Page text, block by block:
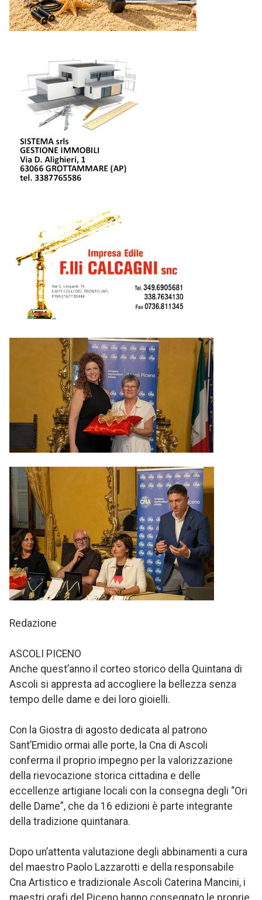
Redazione
ASCOLI PICENO
Anche quest’anno il corteo storico della Quintana di
Ascoli si appresta ad accogliere la bellezza senza
tempo delle dame e dei loro gioielli.
Con la Giostra di agosto dedicata al patrono
Sant’Emidio ormai alle porte, la Cna di Ascoli
conferma il proprio impegno per la valorizzazione
della rievocazione storica cittadina e delle
eccellenze artigiane locali con la consegna degli “Ori
delle Dame”, che da 16 edizioni è parte integrante
della tradizione quintanara.
Dopo un’attenta valutazione degli abbinamenti a cura
del maestro Paolo Lazzarotti e della responsabile
Cna Artistico e tradizionale Ascoli Caterina Mancini, i
maestri orafi del Piceno hanno consegnato le proprie